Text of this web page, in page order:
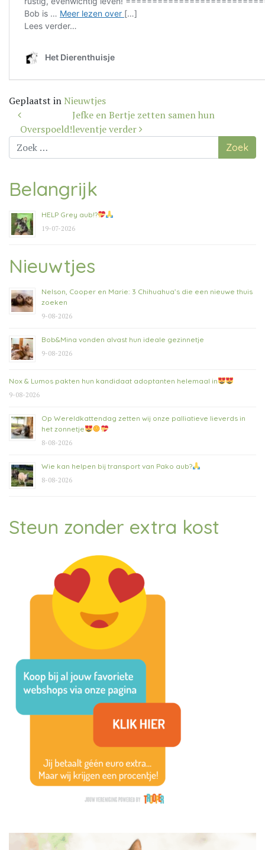
Geplaatst in Nieuwtjes
Bericht
navigatie
Overspoeld!
Jefke en Bertje zetten samen hun
leventje verder
Zoek
naar:
Belangrijk
HELP Grey aub!?
19-07-2026
Nieuwtjes
Nelson, Cooper en Marie: 3 Chihuahua’s die een nieuwe thuis
zoeken
9-08-2026
Bob&Mina vonden alvast hun ideale gezinnetje
9-08-2026
Nox & Lumos pakten hun kandidaat adoptanten helemaal in
9-08-2026
Op Wereldkattendag zetten wij onze palliatieve lieverds in
het zonnetje
8-08-2026
Wie kan helpen bij transport van Pako aub?
8-08-2026
Steun zonder extra kost